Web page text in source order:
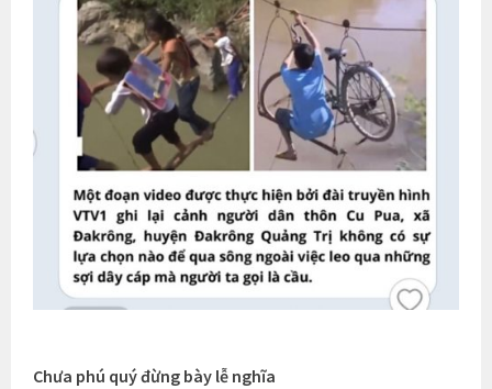
Chưa phú quý đừng bày lễ nghĩa